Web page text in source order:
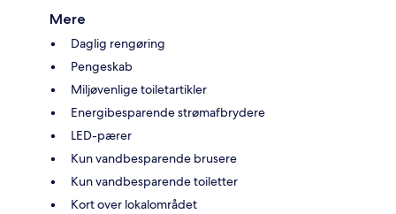
Mere
Daglig rengøring
Pengeskab
Miljøvenlige toiletartikler
Energibesparende strømafbrydere
LED-pærer
Kun vandbesparende brusere
Kun vandbesparende toiletter
Kort over lokalområdet